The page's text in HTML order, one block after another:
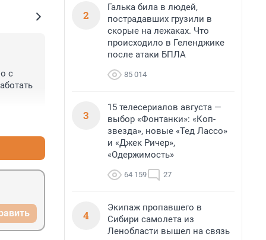
с
2
Галька била в людей,
пострадавших грузили в
скорые на лежаках. Что
происходило в Геленджике
после атаки БПЛА
85 014
3
15 телесериалов августа —
выбор «Фонтанки»: «Коп-
звезда», новые «Тед Лассо»
и «Джек Ричер»,
«Одержимость»
64 159 27
4
Экипаж пропавшего в
Сибири самолета из
Ленобласти вышел на связь